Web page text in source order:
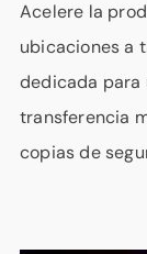
Acelere la
ubicaciones a
dedicada para
transferencia
copias de